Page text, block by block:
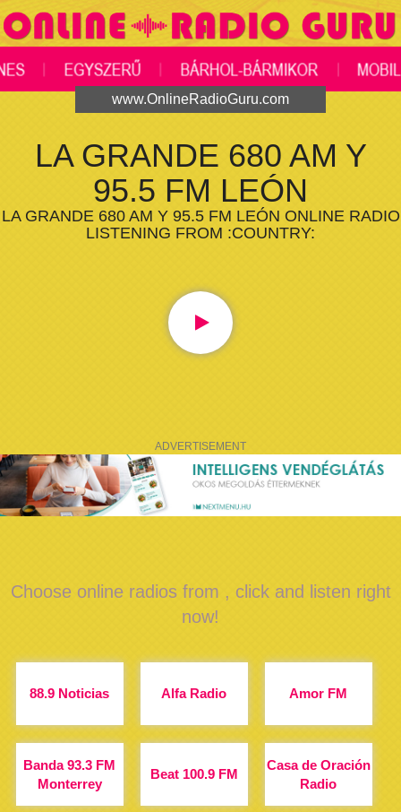
www.OnlineRadioGuru.com
LA GRANDE 680 AM Y
95.5 FM LEÓN
LA GRANDE 680 AM Y 95.5 FM LEÓN ONLINE RADIO
LISTENING FROM :COUNTRY:
ADVERTISEMENT
Choose online radios from , click and listen right
now!
88.9 Noticias Alfa Radio Amor FM
Banda 93.3 FM
Monterrey
Beat 100.9 FM
Casa de Oración
Radio